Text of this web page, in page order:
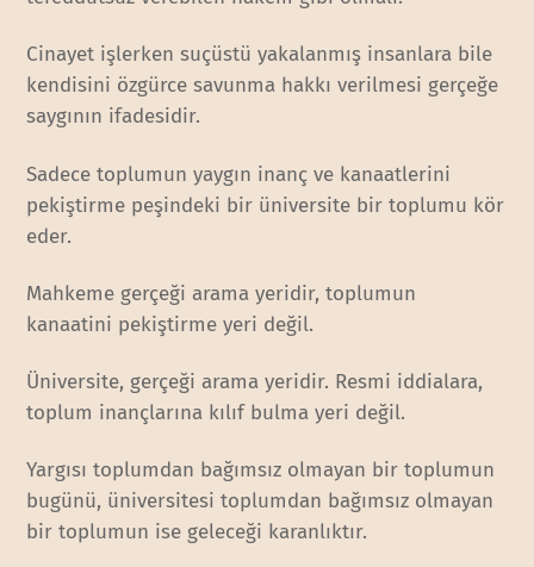
Cinayet işlerken suçüstü yakalanmış insanlara bile
kendisini özgürce savunma hakkı verilmesi gerçeğe
saygının ifadesidir.
Sadece toplumun yaygın inanç ve kanaatlerini
pekiştirme peşindeki bir üniversite bir toplumu kör
eder.
Mahkeme gerçeği arama yeridir, toplumun
kanaatini pekiştirme yeri değil.
Üniversite, gerçeği arama yeridir. Resmi iddialara,
toplum inançlarına kılıf bulma yeri değil.
Yargısı toplumdan bağımsız olmayan bir toplumun
bugünü, üniversitesi toplumdan bağımsız olmayan
bir toplumun ise geleceği karanlıktır.